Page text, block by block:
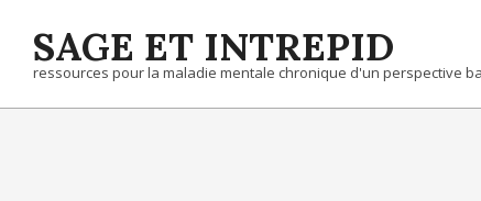
contentSAGE ET INTREPID
ressources pour la maladie mentale chronique d'un perspective